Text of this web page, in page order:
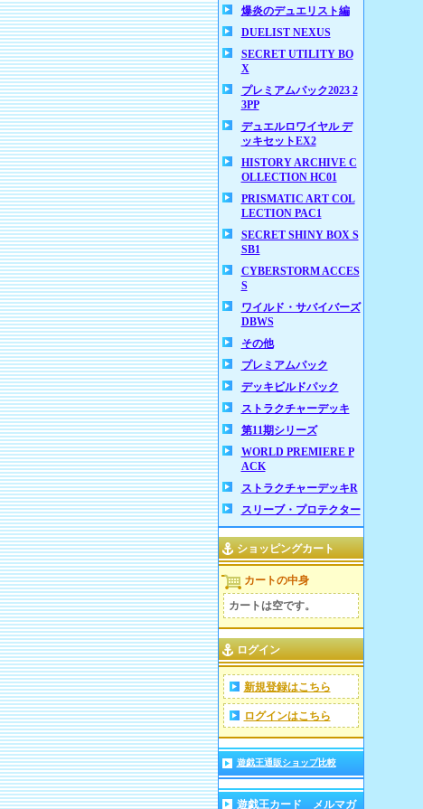
爆炎のデュエリスト編
DUELIST NEXUS
SECRET UTILITY BO
X
プレミアムパック2023 2
3PP
デュエルロワイヤル デ
ッキセットEX2
HISTORY ARCHIVE C
OLLECTION HC01
PRISMATIC ART COL
LECTION PAC1
SECRET SHINY BOX S
SB1
CYBERSTORM ACCES
S
ワイルド・サバイバーズ
DBWS
その他
プレミアムパック
デッキビルドパック
ストラクチャーデッキ
第11期シリーズ
WORLD PREMIERE P
ACK
ストラクチャーデッキR
スリーブ・プロテクター
ショッピングカート
カートの中身
カートは空です。
ログイン
新規登録はこちら
ログインはこちら
遊戯王通販ショップ比較
遊戯王カード メルマガ